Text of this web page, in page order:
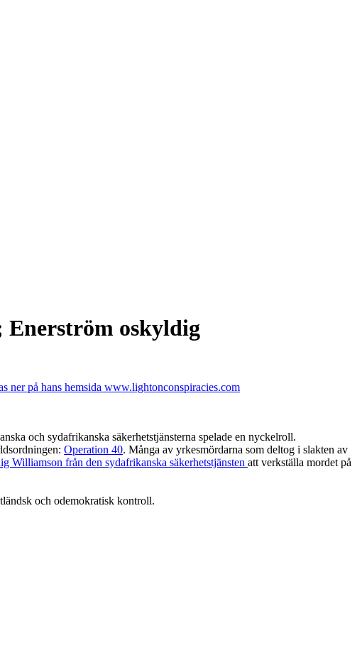
Enerström oskyldig
ner på hans hemsida www.lightonconspiracies.com
och sydafrikanska säkerhetstjänsterna spelade en nyckelroll.
Operation 40. Många av yrkesmördarna som deltog i slakten av
Williamson från den sydafrikanska säkerhetstjänsten att verkställa mordet på
och odemokratisk kontroll.